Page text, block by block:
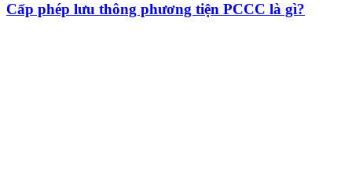
Cấp phép lưu thông phương tiện PCCC là gì?